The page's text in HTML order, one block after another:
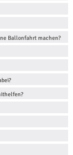
Ballonfahrt machen?